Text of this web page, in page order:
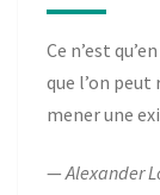
Ce n’est
que l’on
mener une
—Alexander